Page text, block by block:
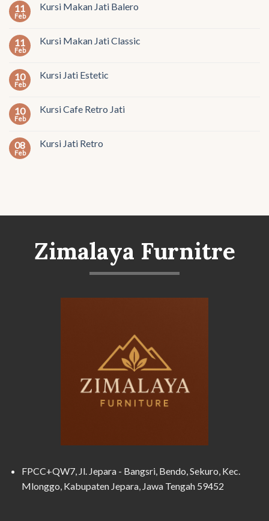
11
Feb
Kursi Makan Jati Balero
11
Feb
Kursi Makan Jati Classic
10
Feb
Kursi Jati Estetic
10
Feb
Kursi Cafe Retro Jati
08
Feb
Kursi Jati Retro
Zimalaya Furnitre
FPCC+QW7, Jl. Jepara - Bangsri, Bendo, Sekuro, Kec.
Mlonggo, Kabupaten Jepara, Jawa Tengah 59452